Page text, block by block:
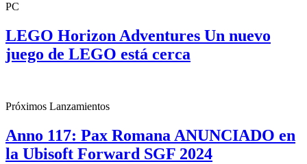
PC
LEGO Horizon Adventures Un nuevo
juego de LEGO está cerca
Próximos Lanzamientos
Anno 117: Pax Romana ANUNCIADO en
la Ubisoft Forward SGF 2024